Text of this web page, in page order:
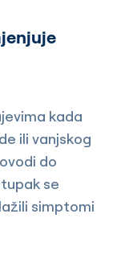
kada
ili vanjskog
do
se
simptomi